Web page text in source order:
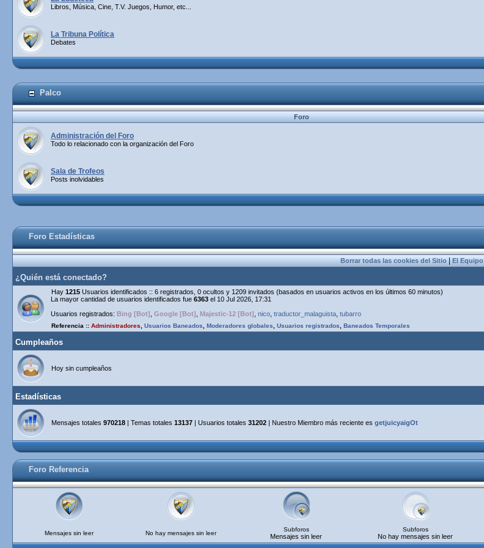
Libros, Música, Cine, T.V. Juegos, Humor, etc...
La Tribuna Política
Debates
Palco
Foro
Administración del Foro
Todo lo relacionado con la organización del Foro
Sala de Trofeos
Posts inolvidables
Foro Estadísticas
Borrar todas las cookies del Sitio|El Equipo
¿Quién está conectado?
Hay 1215 Usuarios identificados :: 6 registrados, 0 ocultos y 1209 invitados (basados en usuarios activos en los últimos 60 minutos)
La mayor cantidad de usuarios identificados fue 6363 el 10 Jul 2026, 17:31
Usuarios registrados: Bing [Bot] Google [Bot] Majestic-12 [Bot] nico traductor_malaguista tubarro
Referencia :: Administradores Usuarios Baneados Moderadores globales Usuarios registrados Baneados Temporales
Cumpleaños
Hoy sin cumpleaños
Estadísticas
Mensajes totales 970218 | Temas totales 13137 | Usuarios totales 31202 | Nuestro Miembro más reciente es getjuicyaigOt
Foro Referencia
Mensajes sin leer No hay mensajes sin leer
Subforos
Mensajes sin leer
Subforos
No hay mensajes sin leer